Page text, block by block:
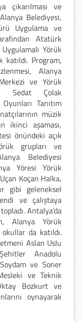
çıkarılması ve
Belediyesi,
Uygulama ve
Atatürk
Yörük
katıldı. Program,
Alanya
ve Yörük
Sedat Çolak
Tanıtım
müzik
ikinci aşaması,
önündeki açık
grupları ve
Belediyesi
Yöresi Yörük
Koçan Halka,
gibi geleneksel
ve çalıştaya
Antalya’da
Alanya Yörük
da katıldı.
Aslan Uslu
Anadolu
ve Soner
ve Teknik
Bozkurt ve
oynayarak